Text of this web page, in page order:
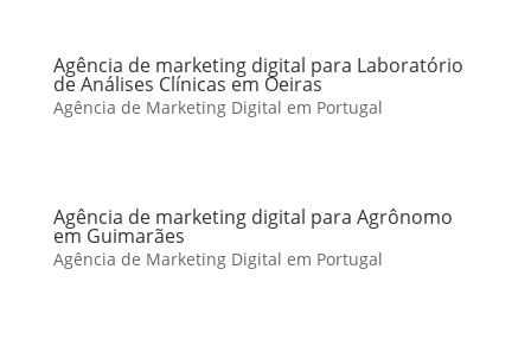
Agência de marketing digital para Laboratório
de Análises Clínicas em Oeiras
Agência de Marketing Digital em Portugal
Agência de marketing digital para Agrônomo
em Guimarães
Agência de Marketing Digital em Portugal